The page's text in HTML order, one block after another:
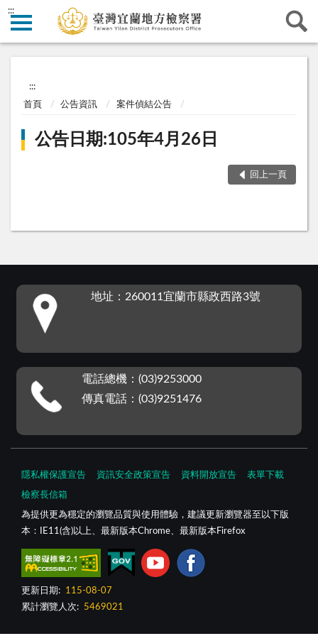
:::
:::
首頁 公告資訊 案件偵結公告
公告日期:105年4月26日
回上一頁
地址：260011宜蘭市縣政西路3號
電話總機：(03)9253000
傳真電話：(03)9251476
隱私權保護宣告 資訊安全政策宣告 資料開放宣告 表單下載
檢察長信箱
為提供更為穩定的瀏覽品質與使用體驗，建議更新瀏覽器至以下版
本：IE11(含)以上、最新版本Chrome、最新版本Firefox
更新日期:
115-08-07
累計瀏覽人次:
5469021